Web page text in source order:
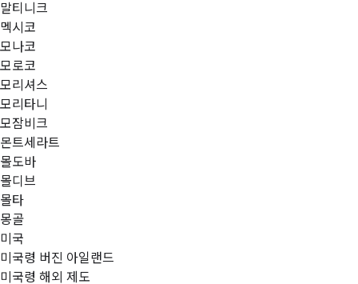
말티니크
멕시코
모나코
모로코
모리셔스
모리타니
모잠비크
몬트세라트
몰도바
몰디브
몰타
몽골
미국
미국령 버진 아일랜드
미국령 해외 제도